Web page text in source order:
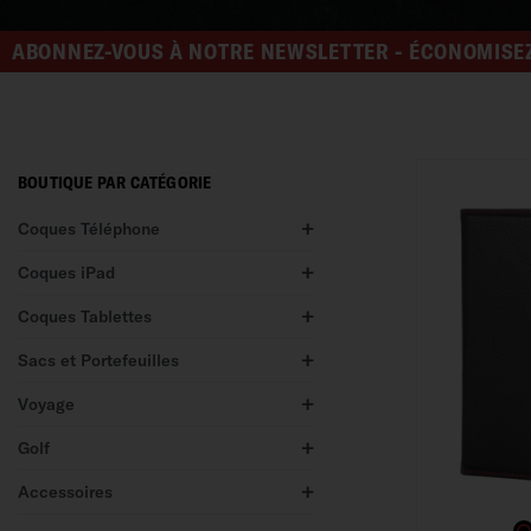
ABONNEZ-VOUS À NOTRE NEWSLETTER -
BOUTIQUE PAR CATÉGORIE
Coques Téléphone
Coques iPad
Coques Tablettes
Sacs et Portefeuilles
Voyage
Golf
Accessoires